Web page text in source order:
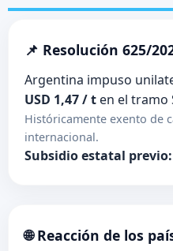
📌 Resolución 625/
Argentina impuso
USD 1,47 / t en el tramo
Históricamente exento de
internacional.
Subsidio estatal previo:
🌐 Reacción de los